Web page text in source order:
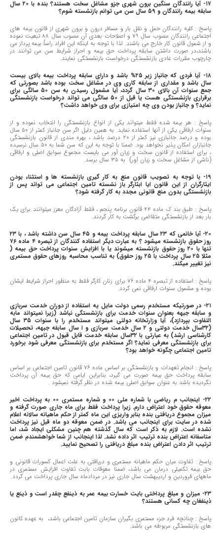
١٧- آیا رانندگان سنگین برون شهری جزو مشاغل سخت هستند؟ بنده با ٢٠ سال
سابقه بیمه رانندگان و ٥٩ سال سن می توانم بازنشسته شوم؟
پاسخ : کلیه رانندگان حمل و نقل بار و مسافر درون و برون شهری از قانون بیمه های
اجتماعی رانندگان مصوب سال ٧٩ و اصلاحات بعدی آن مصوب سال ٨٨ تبعیت نموده
و از شمول قانون کار خارج می باشند. لذا با توجه به اینکه این افراد راساً بیمه پرداز می
باشند،در صورت داشتن سابقه پرداخت حق بیمه و احراز شرایط سن می توانند در
چارچوب مقررات عادی بازنشستگی درخواست بازنشستگی نمایند.
١٨- آیا فردی که جانباز زیر ٢٥% باشد و دارای سابقه پرداخت بیمه بالای بیست
سال باشد و مقداری از سابقه کاری وی در مشاغل سخت بوده باشد بصورتی که
جمع سنوات آن بالای ٣٠ سال گردد، آیا مشمول رسیدن به سن ٥٠ سالگی برای
برقراری بازنشستگی هست یا قبل از ٥٠ سالگی می تواند درخواست بازنشستگی
نماید؟ و جانباز بودن وی چه امتیازی برای وی خواهد داشت؟
پاسخ : هر بیمه شده فقط میتواند یکی از انواع بازنشستگی را انتخاب نموده و از
سنوات ارفاقی یکی از آنها استفاده نماید. به همین دلیل اگر سن جانباز کمتر از ٥٠ سال
بوده و درصد جانبازی نیز کمتر از ٢٠ درصد باشد ، بهره مندی از قانون بازنشستگی
جانبازان امکان پذیر نخواهد بود. ضمنا با توجه به این که سن شما به ٥٠ سال نرسیده
، برای استفاده از قانون سخت و زیان آور می بایست مجموع سوابق اصلی و ارفاقی
(ناشی از مشاغل سخت و زیان آور) به ٣٥ سال برسد.
١٩- با توجه به تصویب قانون منع به کار گیری بازنشسته ها و استثناء بودن
ایثارگران از این قانون ایا ابثارگر باز نشسته تامین اجتماعی می تواند پس از
بازنشستگی بدون منع قانونی مجدد به کار گرفته شود؟
پاسخ : طبق بند ک ماده ٤٤ قانون برنامه پنجم ، فقط آزادگان معزز میتوانند برای یک
بار بعد از بازنشستگی متقاضی برگشت به کار گردند.
٢٠- آیا خانمی که ٢٣ سال سابقه پرداخت بیمه و ٤٥ سال سن داشته باشد ، با ٢٣
روز حقوق بازنشسته میشود ؟ به عبارت دیگر استفاده کنندگان از تبصره ٤ ماده ٧٦
تنها با ٢٠ روز حقوق بازنشسته میشوند یا با افزایش سنوات پرداخت حق بیمه (
مثلا ٢٥ سال پرداخت با ٢٥ روز حقوق) به تناسب محاسبه روزهای حقوق مستمری
نیز تغییر میکند.
پاسخ : استفاده از تبصره ٤ ماده ٧٦ برای زنان کارگر فقط به منظور احراز شرایط ایشان
بوده و مشمول سنوات ارفاقی نمی گردد.
٢١- در صورتیکه مستخدم رسمی دولت مایل یه استفاده از دوران خدمت سربازی
و سابقه جبهه بعنوان سنوات خدمت برای بازنشستگی نباشد (زیرا نمیتواند مابه
التفاوت بپردازد)، آیا وزارتخانه دولتی میتواند مستخدم را با سنوات ٣٥ سال
(٣٢سال خدمت دولتی و ٢ سال خدمت سربازی و ا سال سابقه جبهه، تحصیلات
کارشناسی ارشد) به عبارتی با ٣٢سال سابقه خدمت قابل قبول در تامین اجتماعی
برای بازنشستگی معرفی نماید؟ اگر مستخدم برای بازنشستگی معرفی شود برخورد
تامین اجتماعی چگونه خواهد بود؟
پاسخ : انجام تعهدات و بازنشستگی بر اساس ماده ٧٦ قانون تامین اجتماعی بر اساس
سابقه پرداخت حق بیمه صورت می گیرد، بنابراین ایامی که حق بیمه آن پرداخت
نگردیده باشد به عنوان سوابق اصلی بیمه شده در نظر گرفته نمیشود .
٢٢- اینجانب م ریاضی با شماره ملی ٠٠ و شماره مستمری ٠٠ به پرداخت اخیر
معوقه حقوق خود اعتراض دارم. زیرا پرداخت فقط برای ماه جاری صورت گرفته و
میزان مجموع دریافتی بنده بنابر واریزی این ماه کمتر از حکم ماهیانه سالانه اعلام
شده در سایت برای اینجانب می باشد. در ضمن معوقه دو ماه قبل نیز پرداخت
نشده است. لازم به ذکر است که سال گذشته هم چنین مشکلی ایجاد شد، اما
متاسفانه اعتراض بنده ترتیب اثر داده نشد. لذا اینجانب از شما خواهشمندم ضمن
ترتیب اثر دادن اعتراض بنده مبلغ دریافتی را تصحیح نمایید.
پاسخ : تفاوت میان حکم ماهیانه مستمری و دریافتی به علت اعمال کسورات قانونی و
حق بیمه تکمیلی درمان می باشد، ضمنا معوقات بابت تفاوت افزایش مستمری در
ماههای فروردین و اردیبهشت سال جاری نیز در مردادماه سال جاری پرداخت می گردد.
٢٣- میزان و مبلغ پرداختی بایت خسارت بیمه عمر به ذینفع چقدر است و ذینع یا
ذینفغان چه کسانی هستند؟
پاسخ : چنانچه فرد جزء مستمری بگیران سازمان تامین اجتماعی باشد، به عهده کانون
های بازنشستگی مربوطه می باشد.